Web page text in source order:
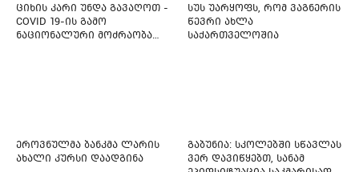
ციხის კარი უნდა გავაღოთ -
COVID 19-ის გამო
ნაციონალური მოძრაობა
სუს უარყოფს, რომ ვაგნერის
წევრი ახლა
საქართველოშია
ეროვნულმა ბანკმა ლარის
ახალი კურსი დაადგინა
გაბუნია: სკოლებში სწავლას
ვერ დავიწყებთ, სანამ